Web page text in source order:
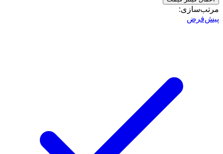
مرتب‌سازی:
پیش‌فرض